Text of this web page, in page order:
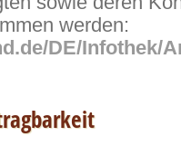
werden:
DE/Infothek/